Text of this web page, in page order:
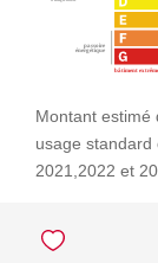
Montant estimé
usage
2021,2022 et